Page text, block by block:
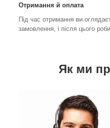
Отримання й оплата
Під час отримання ви
замовлення, і після цього
Як ми